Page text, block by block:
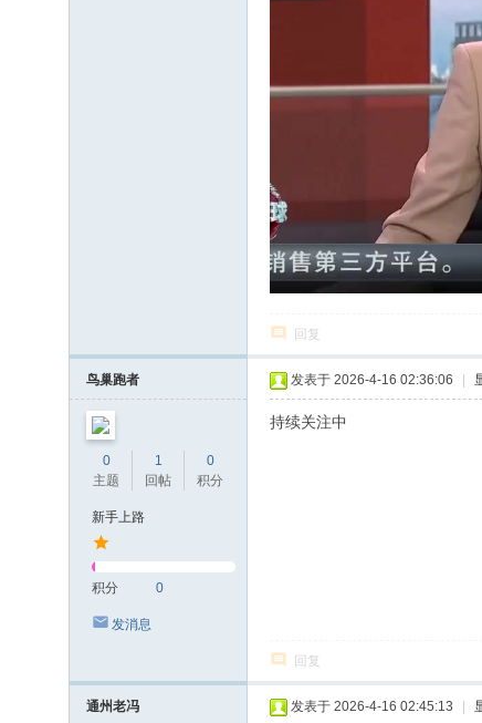
回复
鸟巢跑者
0
主题
1
回帖
0
积分
新手上路
积分 0
发消息
发表于 2026-4-16 02:36:06
持续关注中
回复
通州老冯 发表于 2026-4-16 02:45:13